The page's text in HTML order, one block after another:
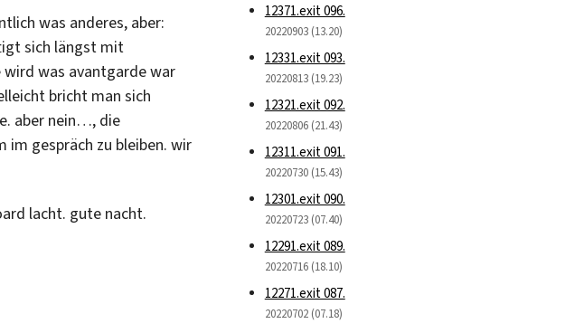
was anderes, aber:
sich längst mit
was avantgarde war
bricht man sich
aber nein…, die
im gespräch zu bleiben. wir
lacht. gute nacht.
12371.exit 096.
20220903 (13.20)
12331.exit 093.
20220813 (19.23)
12321.exit 092.
20220806 (21.43)
12311.exit 091.
20220730 (15.43)
12301.exit 090.
20220723 (07.40)
12291.exit 089.
20220716 (18.10)
12271.exit 087.
20220702 (07.18)